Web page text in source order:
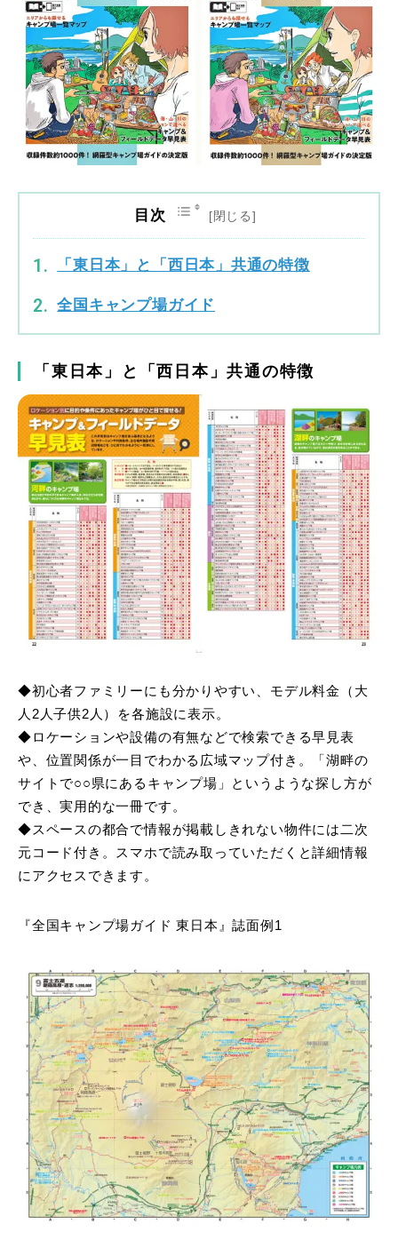
目次
「東日本」と「西日本」共通の特徴
全国キャンプ場ガイド
「東日本」と「西日本」共通の特徴
◆初心者ファミリーにも分かりやすい、モデル料金（大
人2人子供2人）を各施設に表示。
◆ロケーションや設備の有無などで検索できる早見表
や、位置関係が一目でわかる広域マップ付き。「湖畔の
サイトで○○県にあるキャンプ場」というような探し方が
でき、実用的な一冊です。
◆スペースの都合で情報が掲載しきれない物件には二次
元コード付き。スマホで読み取っていただくと詳細情報
にアクセスできます。
『全国キャンプ場ガイド 東日本』誌面例1